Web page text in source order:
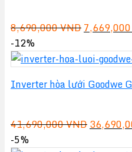
8,690,000VNDGiá
là:
7,669,000
-12%
Inverter hòa lưới Goodwe
41,690,000VNDGiá
-5%